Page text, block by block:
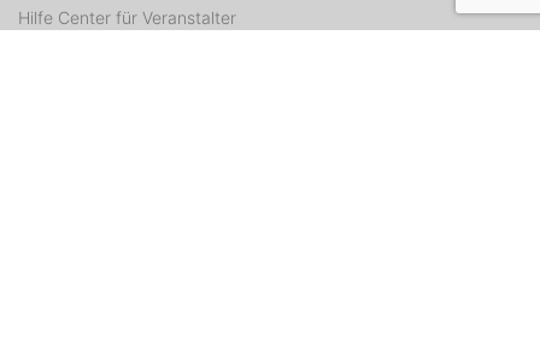
Hilfe Center für Veranstalter